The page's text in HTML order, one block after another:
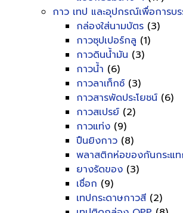
กาว เทป และอุปกรณ์เพื่อการบ
กล่องใส่นามบัตร (3)
กาวซุปเปอร์กลู (1)
กาวดินน้ำมัน (3)
กาวน้ำ (6)
กาวลาเท็กซ์ (3)
กาวสารพัดประโยชน์ (6)
กาวสเปรย์ (2)
กาวแท่ง (9)
ปืนยิงกาว (8)
พลาสติกห่อของกันกระแ
ยางรัดของ (3)
เชื่อก (9)
เทปกระดาษกาวสี (2)